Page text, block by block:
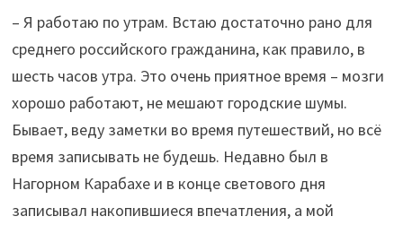
– Я работаю по утрам. Встаю достаточно рано для
среднего российского гражданина, как правило, в
шесть часов утра. Это очень приятное время – мозги
хорошо работают, не мешают городские шумы.
Бывает, веду заметки во время путешествий, но всё
время записывать не будешь. Недавно был в
Нагорном Карабахе и в конце светового дня
записывал накопившиеся впечатления, а мой